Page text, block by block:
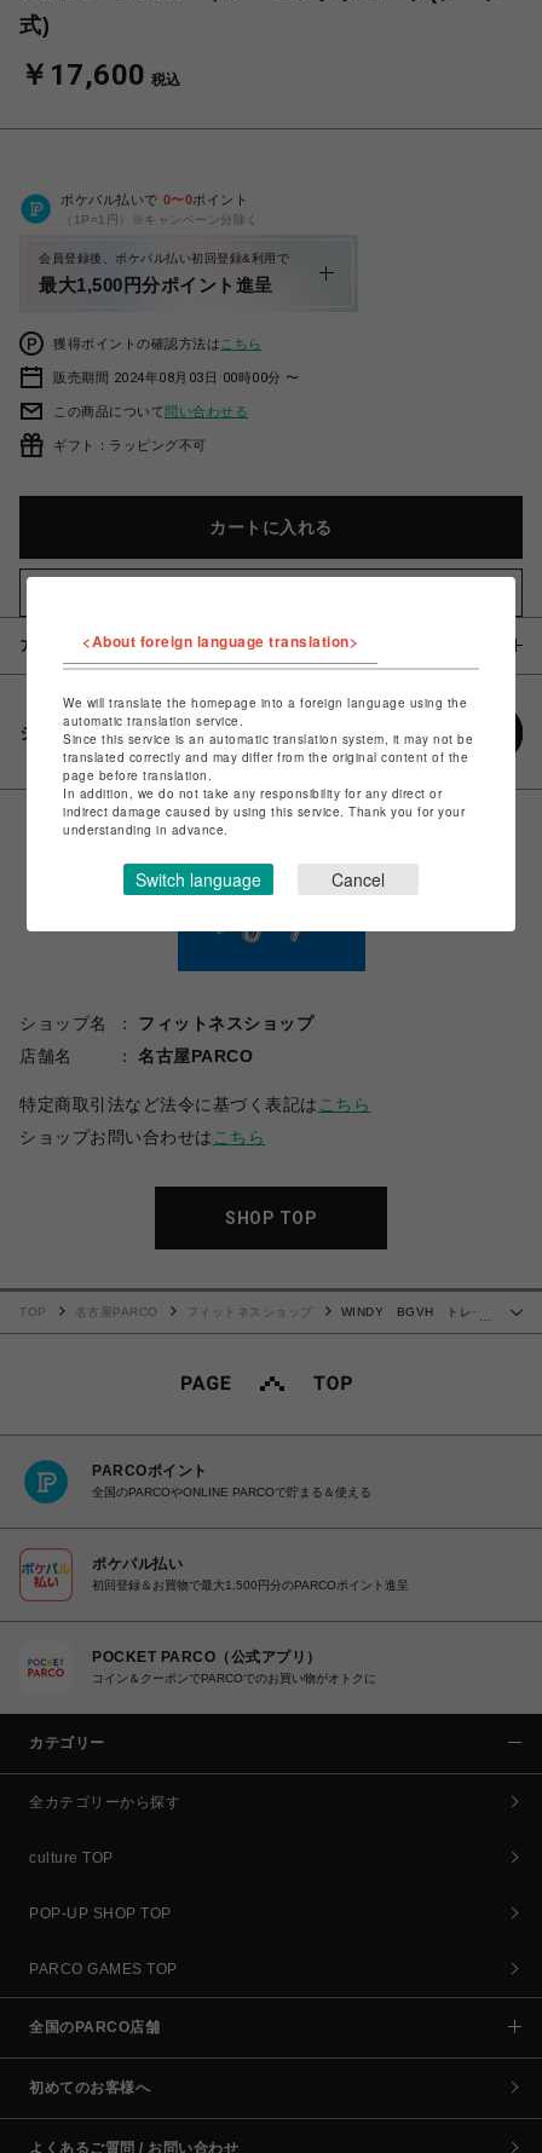
式)
￥17,600 税込
ポケパル払いで 0〜0ポイント
（1P=1円）※キャンペーン分除く
会員登録後、ポケパル払い初回登録&利用で
最大1,500円分ポイント進呈
獲得ポイントの確認方法は こちら
販売期間 2024年08月03日 00時00分 〜
この商品について問い合わせる
ギフト：ラッピング不可
カートに入れる
アイテム説明 / 素材
シェアする
ショップ名
フィットネスショップ
店舗名
名古屋PARCO
特定商取引法など法令に基づく表記は こちら
ショップお問い合わせは こちら
SHOP TOP
TOP 名古屋PARCO フィットネスショップ
WINDY BGVH トレー
PARCOポイント
全国のPARCOやONLINE PARCOで貯まる＆使える
ポケパル払い
初回登録＆お買物で最大1,500円分のPARCOポイント進呈
POCKET PARCO（公式アプリ）
コイン＆クーポンでPARCOでのお買い物がオトクに
カテゴリー
全カテゴリーから探す
culture TOP
POP-UP SHOP TOP
PARCO GAMES TOP
全国のPARCO店舗
初めてのお客様へ
よくあるご質問 / お問い合わせ
<About foreign language translation>
We will translate the homepage into a foreign language using the
automatic translation service.
Since this service is an automatic translation system, it may not be
translated correctly and may differ from the original content of the
page before translation.
In addition, we do not take any responsibility for any direct or
indirect damage caused by using this service. Thank you for your
understanding in advance.
Switch language Cancel